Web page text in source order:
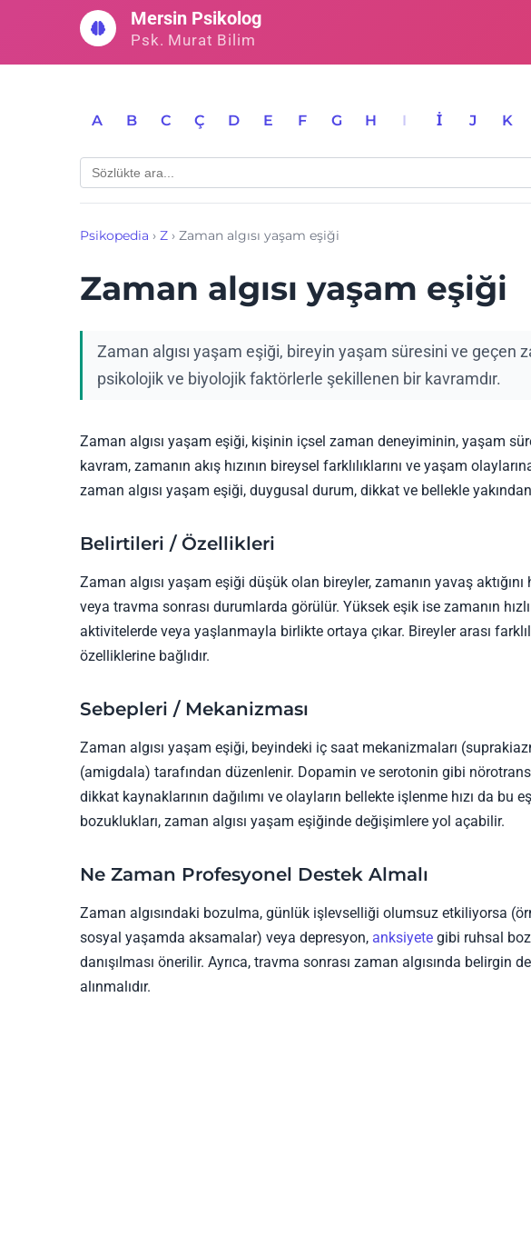
Mersin Psikolog
Psk. Murat Bilim
A B C Ç D E F G H I İ J K
Psikopedia › Z › Zaman algısı yaşam eşiği
Zaman algısı yaşam eşiği
Zaman algısı yaşam eşiği, bireyin yaşam süresini ve geçen
psikolojik ve biyolojik faktörlerle şekillenen bir kavramdır.
Zaman algısı yaşam eşiği, kişinin içsel zaman deneyiminin, yaşam
kavram, zamanın akış hızının bireysel farklılıklarını ve yaşam
zaman algısı yaşam eşiği, duygusal durum, dikkat ve bellekle
Belirtileri / Özellikleri
Zaman algısı yaşam eşiği düşük olan bireyler, zamanın yavaş
veya travma sonrası durumlarda görülür. Yüksek eşik ise zamanın
aktivitelerde veya yaşlanmayla birlikte ortaya çıkar. Bireyler arası
özelliklerine bağlıdır.
Sebepleri / Mekanizması
Zaman algısı yaşam eşiği, beyindeki iç saat mekanizmaları
(amigdala) tarafından düzenlenir. Dopamin ve serotonin gibi
dikkat kaynaklarının dağılımı ve olayların bellekte işlenme hızı da
bozuklukları, zaman algısı yaşam eşiğinde değişimlere yol açabilir.
Ne Zaman Profesyonel Destek Almalı
Zaman algısındaki bozulma, günlük işlevselliği olumsuz etkiliyorsa
sosyal yaşamda aksamalar) veya depresyon, anksiyete gibi ruhsal
danışılması önerilir. Ayrıca, travma sonrası zaman algısında belirgin
alınmalıdır.